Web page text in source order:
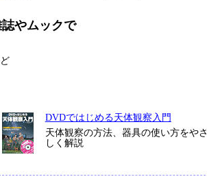
やムックで
DVDではじめる天体観察入門
天体観察の方法、器具の使い方をやさ
しく解説